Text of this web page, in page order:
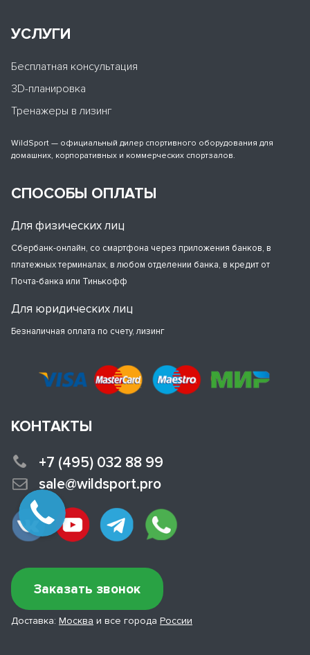
УСЛУГИ
Бесплатная консультация
3D-планировка
Тренажеры в лизинг
WildSport — официальный дилер спортивного оборудования для
домашних, корпоративных и коммерческих спортзалов.
СПОСОБЫ ОПЛАТЫ
Для физических лиц
Сбербанк-онлайн, со смартфона через приложения банков, в
платежных терминалах, в любом отделении банка, в кредит от
Почта-банка или Тинькофф
Для юридических лиц
Безналичная оплата по счету, лизинг
КОНТАКТЫ
+7 (495) 032 88 99
sale@wildsport.pro
Заказать звонок
Доставка: Москва и все города России